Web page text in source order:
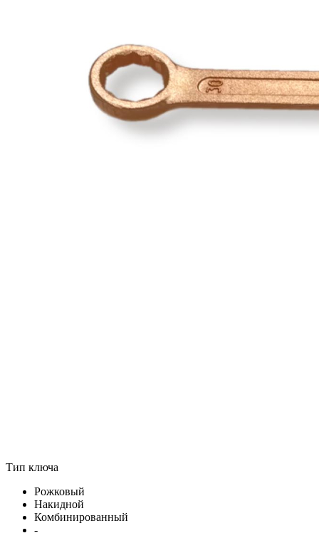
Тип ключа
Рожковый
Накидной
Комбинированный
-